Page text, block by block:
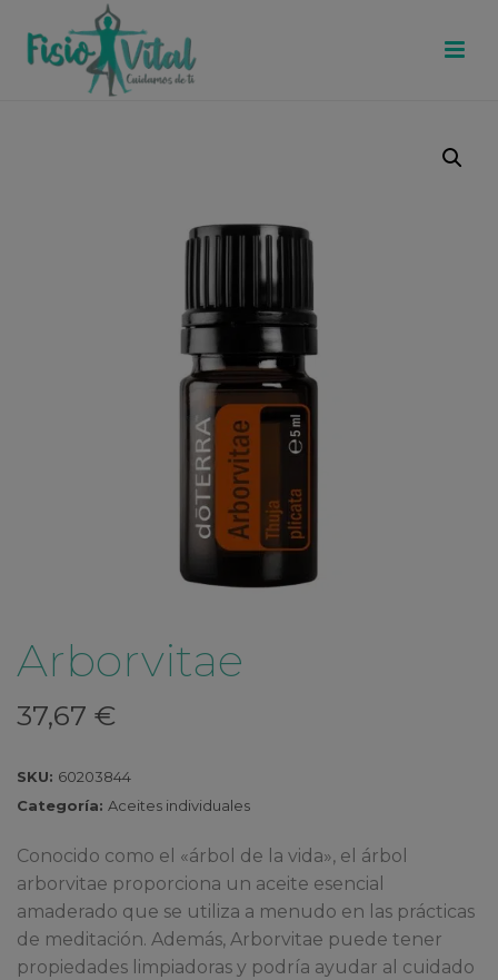
Arborvitae
37,67 €
SKU: 60203844
Categoría: Aceites individuales
Conocido como el «árbol de la vida», el árbol
arborvitae proporciona un aceite esencial
amaderado que se utiliza a menudo en las prácticas
de meditación. Además, Arborvitae puede tener
propiedades limpiadoras y podría ayudar al cuidado